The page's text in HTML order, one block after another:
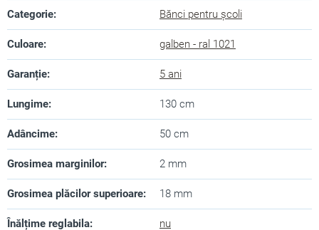
Categorie: Bănci pentru școli
Culoare: galben - ral 1021
Garanție: 5 ani
Lungime: 130 cm
Adâncime: 50 cm
Grosimea marginilor: 2 mm
Grosimea plăcilor superioare: 18 mm
Înălțime reglabila: nu